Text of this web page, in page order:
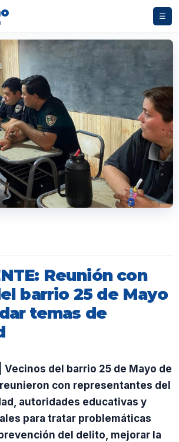
☰
Reunión con
barrio 25 de Mayo
temas de
| Vecinos del barrio 25 de Mayo de
con representantes del
autoridades educativas y
para tratar problemáticas
del delito, mejorar la